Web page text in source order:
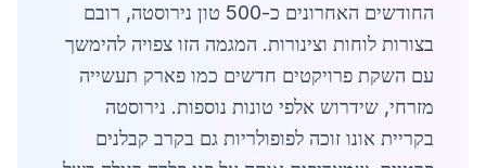
החודשים האחרונים כ-500 טון נירוסטה, רובם
בצורות לוחות וצינורות. המגמה הזו צפויה להימשך
עם השקת פרויקטים חדשים כמו פארק תעשייה
מזרחי, שידרוש אלפי טונות נוספות. נירוסטה
בקריית אונו זוכה לפופולריות גם בקרב קבלנים